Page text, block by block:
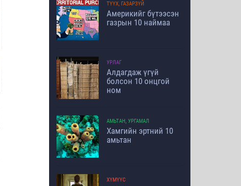
ТҮҮХ, ГАЗАРЗҮЙ
Америкийг бүтээсэн
газрын 10 наймаа
УРЛАГ
Алдагдаж үгүй
болсон 10 онцгой
ном
АМЬТАН, УРГАМАЛ
Хамгийн эртний 10
амьтан
ХҮМҮҮС